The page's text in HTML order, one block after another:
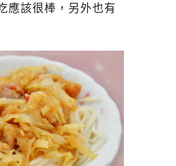
應該很棒，另外也有